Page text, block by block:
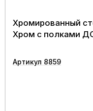
Хромированный
Хром с полками
Артикул 8859